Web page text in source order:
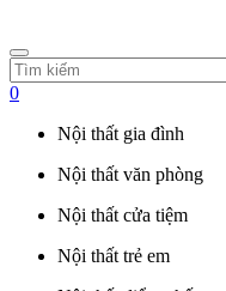
0
Nội thất gia đình
Nội thất văn phòng
Nội thất cửa tiệm
Nội thất trẻ em